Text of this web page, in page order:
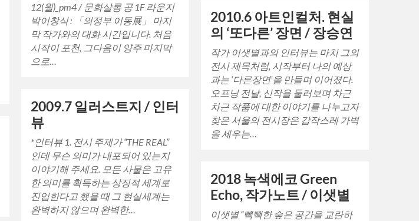
12(월)_pm4 / 문화살롱 공 1F 라운지
박이창식 : 「의정부 이동展」 마지
막 작가와의 대화 시간입니다. 처음
시작이 포천, 그다음이 양주 마지막
으로…
2010.6 아트인컬처. 현실
의 ‘또다른’ 장면 / 장승연
작가 이샛별과의 인터뷰는 마치 그의
전시 제목처럼, 시작부터 나의 예상
과는 ‘다른장면’을 만들며 이어졌다.
오프닝 전날, 신작을 둘러보며 차근
차근 작품에 대한 이야기를 나누고자
찾은 서울의 전시장은 갑작스레 가벽
을 세우는…
2009.7 일러스트지 / 인터
뷰
*인터뷰 1. 전시 주제가 “THE REAL”
인데 무슨 의미가 내포되어 있는지
이야기해 주세요. 모든 사물은 고유
한 의미를 획득하는 상징적 세계로
진입한다고 했을 때 그 현실세계는
완벽하지 않으며 완벽한…
2018 녹색에코 Green
Echo, 작가노트 / 이샛별
이샛별 “빽빽한 숲은 공간을 교란하